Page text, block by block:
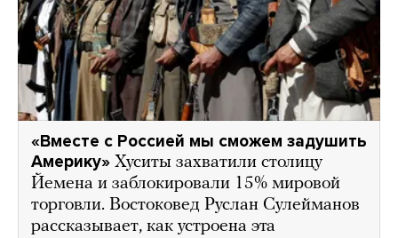
«Вместе с Россией мы сможем задушить
Америку» Хуситы захватили столицу
Йемена и заблокировали 15% мировой
торговли. Востоковед Руслан Сулейманов
рассказывает, как устроена эта